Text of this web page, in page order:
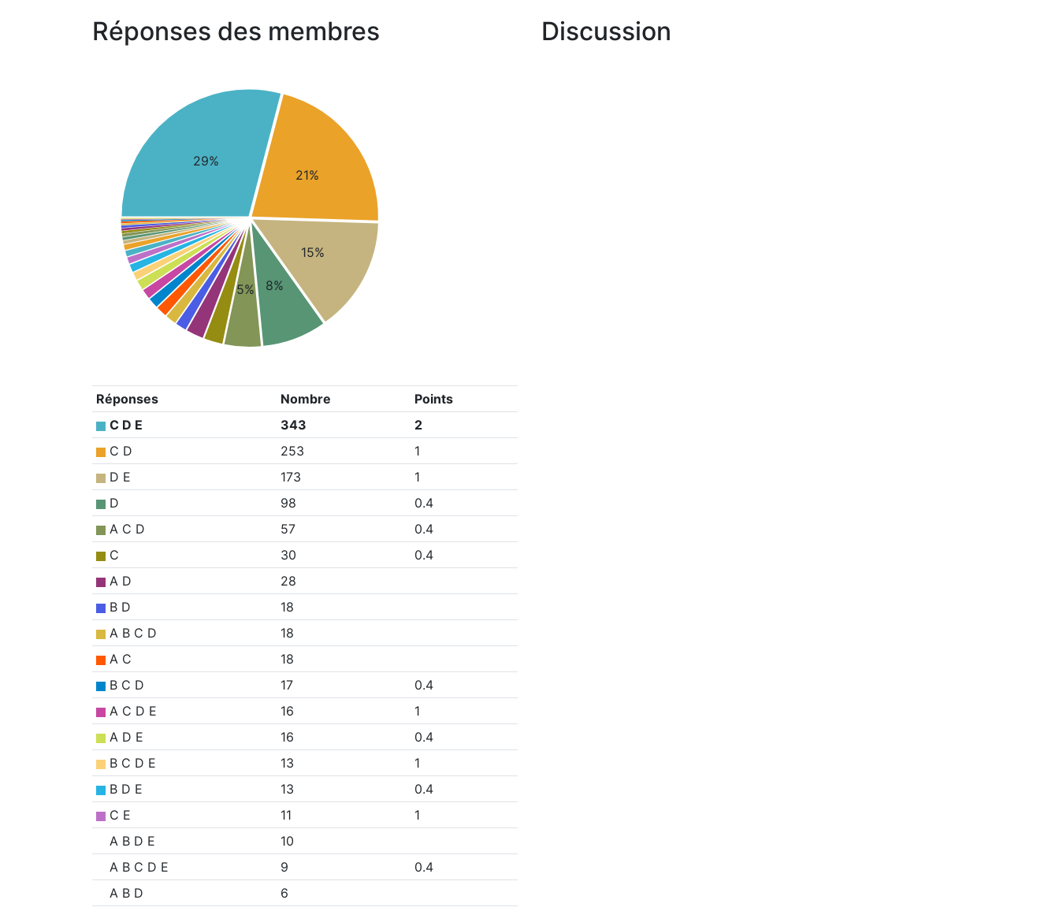
Réponses des membres
29%
21%
15%
8%
5%
Réponses Nombre
Points
C D E
343
2
C D
253
1
D E
173
1
D
98
0.4
A C D
57
0.4
C
30
0.4
A D
28
B D
18
A B C D
18
A C
18
B C D
17
0.4
A C D E
16
1
A D E
16
0.4
B C D E
13
1
B D E
13
0.4
C E
11
1
A B D E
10
A B C D E
9
0.4
A B D
6
Discussion